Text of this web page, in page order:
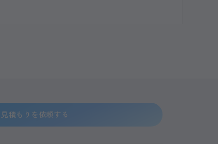
見積もりを依頼する